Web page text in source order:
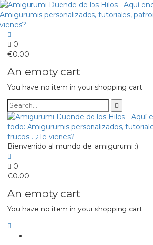
0
€0.00
An empty cart
You have no item in your shopping cart
Bienvenido al mundo del amigurumi :)
0
€0.00
An empty cart
You have no item in your shopping cart